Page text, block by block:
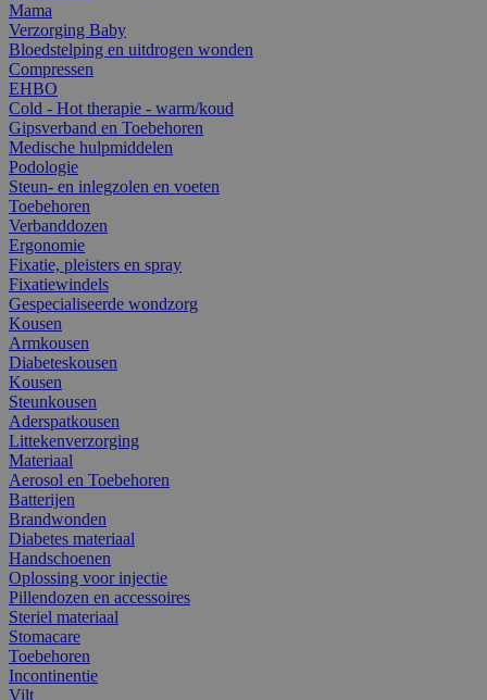
Mama
Verzorging Baby
Bloedstelping en uitdrogen wonden
Compressen
EHBO
Cold - Hot therapie - warm/koud
Gipsverband en Toebehoren
Medische hulpmiddelen
Podologie
Steun- en inlegzolen en voeten
Toebehoren
Verbanddozen
Ergonomie
Fixatie, pleisters en spray
Fixatiewindels
Gespecialiseerde wondzorg
Kousen
Armkousen
Diabeteskousen
Kousen
Steunkousen
Aderspatkousen
Littekenverzorging
Materiaal
Aerosol en Toebehoren
Batterijen
Brandwonden
Diabetes materiaal
Handschoenen
Oplossing voor injectie
Pillendozen en accessoires
Steriel materiaal
Stomacare
Toebehoren
Incontinentie
Vilt